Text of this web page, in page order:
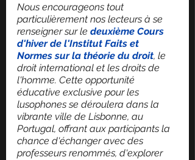
Nous encourageons tout
particulièrement nos lecteurs à se
renseigner sur le deuxième Cours
d'hiver de l'Institut Faits et
Normes sur la théorie du droit, le
droit international et les droits de
l'homme. Cette opportunité
éducative exclusive pour les
lusophones se déroulera dans la
vibrante ville de Lisbonne, au
Portugal, offrant aux participants la
chance d'échanger avec des
professeurs renommés, d'explorer